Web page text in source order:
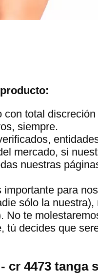
total
siempre.
mercado, si
nuestras
para
sólo la
No te
tú decides que
cr 4473 tanga